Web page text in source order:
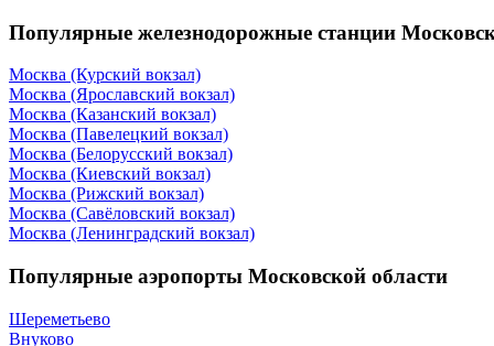
Популярные железнодорожные станции
Москва (Курский вокзал)
Москва (Ярославский вокзал)
Москва (Казанский вокзал)
Москва (Павелецкий вокзал)
Москва (Белорусский вокзал)
Москва (Киевский вокзал)
Москва (Рижский вокзал)
Москва (Савёловский вокзал)
Москва (Ленинградский вокзал)
Популярные аэропорты Московской области
Шереметьево
Внуково